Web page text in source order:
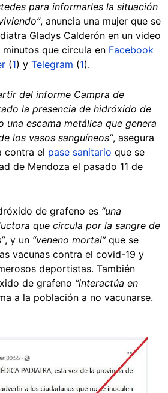
para informarles la situación
, anuncia una mujer que se
Gladys Calderón en un video
que circula en Facebook
(1) y Telegram (1).
del informe Campra de
la presencia de hidróxido de
una escama metálica que genera
los vasos sanguíneos”, asegura
contra el pase sanitario que se
de Mendoza el pasado 11 de
de grafeno es “una
que circula por la sangre de
, y un “veneno mortal”que se
vacunas contra el covid-19 y
deportistas. También
de grafeno “interactúa en
a la población a no vacunarse.